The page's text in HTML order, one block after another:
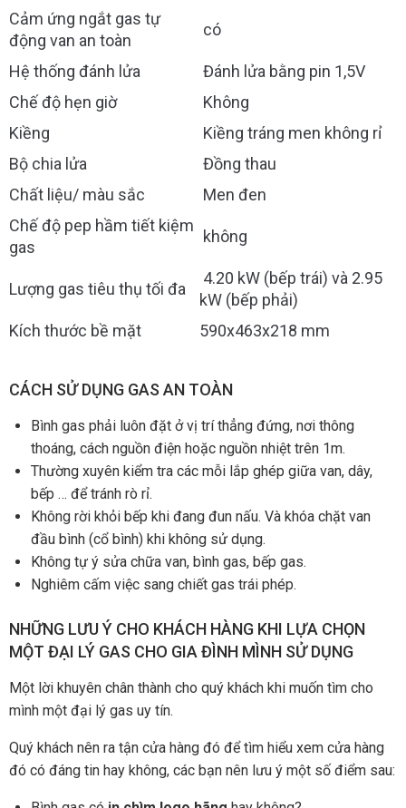
Cảm ứng ngắt gas tự
động van an toàn
có
Hệ thống đánh lửa
Đánh lửa bằng pin 1,5V
Chế độ hẹn giờ
Không
Kiềng
Kiềng tráng men không rỉ
Bộ chia lửa
Đồng thau
Chất liệu/ màu sắc
Men đen
Chế độ pep hầm tiết kiệm
gas
không
Lượng gas tiêu thụ tối đa
4.20 kW (bếp trái) và 2.95
kW (bếp phải)
Kích thước bề mặt
590x463x218 mm
CÁCH SỬ DỤNG GAS AN TOÀN
Bình gas phải luôn đặt ở vị trí thẳng đứng, nơi thông
thoáng, cách nguồn điện hoặc nguồn nhiệt trên 1m.
Thường xuyên kiểm tra các mỗi lắp ghép giữa van, dây,
bếp … để tránh rò rỉ.
Không rời khỏi bếp khi đang đun nấu. Và khóa chặt van
đầu bình (cổ bình) khi không sử dụng.
Không tự ý sửa chữa van, bình gas, bếp gas.
Nghiêm cấm việc sang chiết gas trái phép.
NHỮNG LƯU Ý CHO KHÁCH HÀNG KHI LỰA CHỌN
MỘT ĐẠI LÝ GAS CHO GIA ĐÌNH MÌNH SỬ DỤNG
Một lời khuyên chân thành cho quý khách khi muốn tìm cho
mình một đại lý gas uy tín.
Quý khách nên ra tận cửa hàng đó để tìm hiểu xem cửa hàng
đó có đáng tin hay không, các bạn nên lưu ý một số điểm sau: